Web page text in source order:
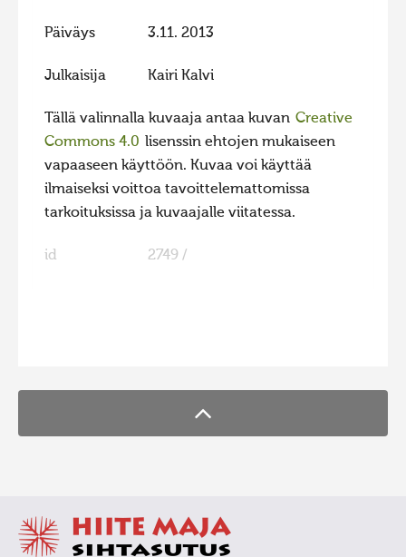
Päiväys 3.11. 2013
Julkaisija Kairi Kalvi
Tällä valinnalla kuvaaja antaa kuvan Creative
Commons 4.0 lisenssin ehtojen mukaiseen
vapaaseen käyttöön. Kuvaa voi käyttää
ilmaiseksi voittoa tavoittelemattomissa
tarkoituksissa ja kuvaajalle viitatessa.
id 2749 /